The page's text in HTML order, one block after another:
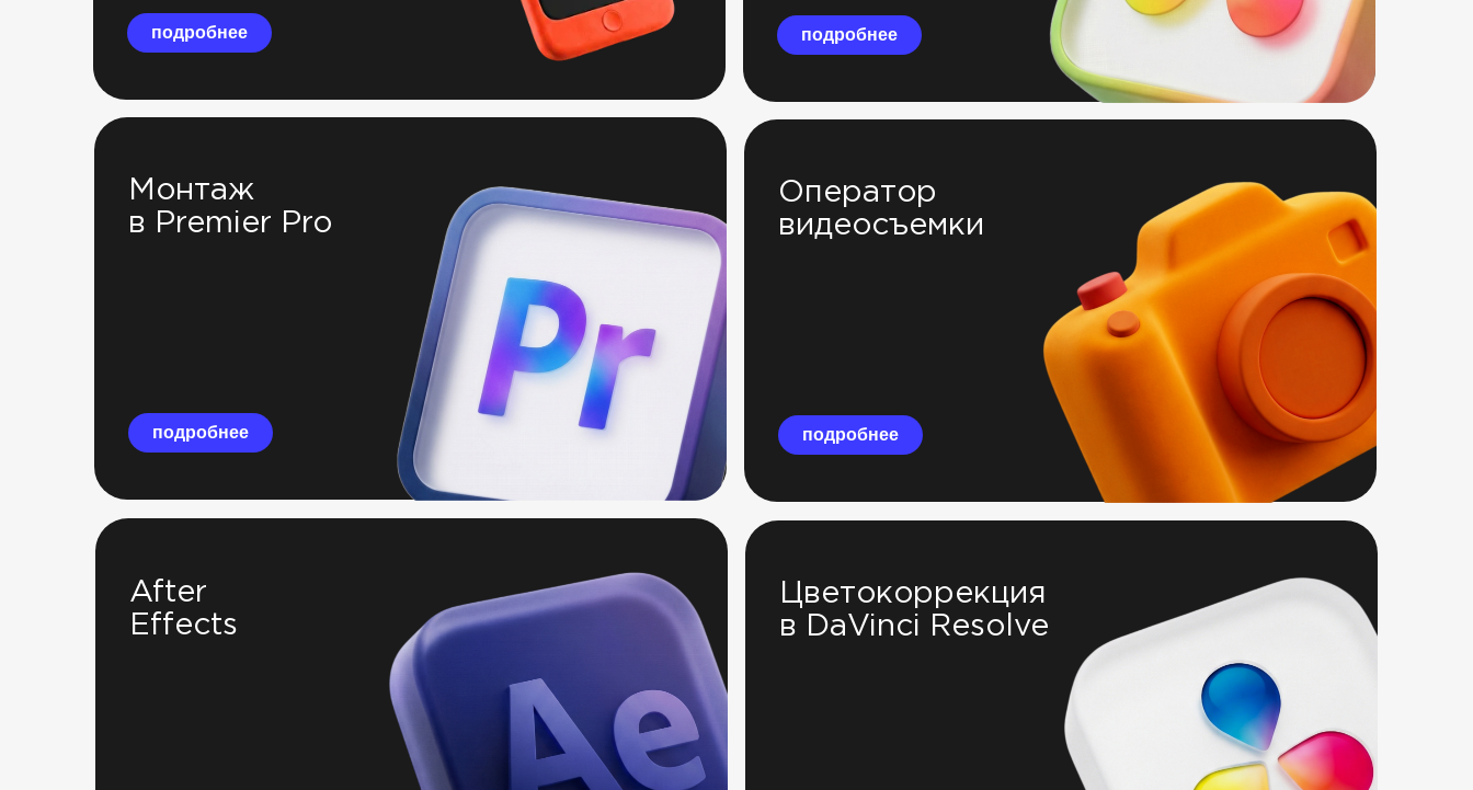
Цветокоррекция
в DaVinci Resolve
After
Effects
Оператор
видеосъемки
подробнее
Монтаж
в Premier Pro
подробнее
подробнее
подробнее